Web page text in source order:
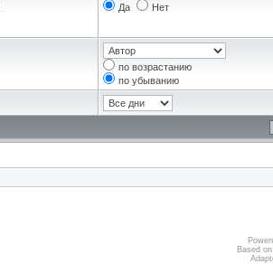
Да Нет
по возрастанию
по убыванию
Based